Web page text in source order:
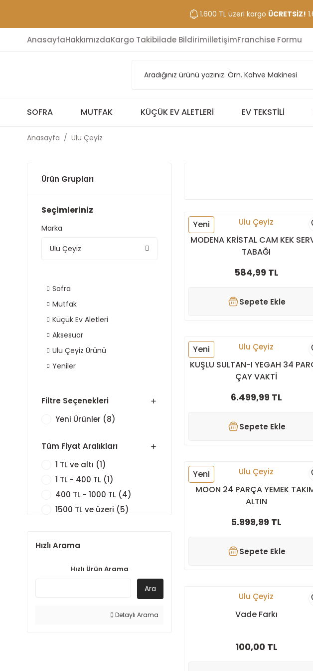
1.600 TL üzeri kargo ÜCRETSİZ!
AnasayfaHakkımızdaKargo Takibiİade BildirimiİletişimFranchise Formu
SOFRA MUTFAK KÜÇÜK EV ALETLERI EV TEKSTILI
Anasayfa Ulu Çeyiz
Ürün Grupları
Seçimleriniz
Marka
Ulu Çeyiz
Sofra
Mutfak
Küçük Ev Aletleri
Aksesuar
Ulu Çeyiz Ürünü
Yeniler
Filtre Seçenekleri
Yeni Ürünler (8)
Tüm Fiyat Aralıkları
1 TL ve altı (1)
1 TL - 400 TL (1)
400 TL - 1000 TL (4)
1500 TL ve üzeri (5)
Hızlı Arama
Hızlı Ürün Arama
Ara
Detaylı Arama
Yeni Ulu Çeyiz
MODENA KRİSTAL CAM KEK
TABAĞI
584,99 TL
Sepete Ekle
Yeni Ulu Çeyiz
KUŞLU SULTAN-I YEGAH 34
ÇAY VAKTİ
6.499,99 TL
Sepete Ekle
Yeni Ulu Çeyiz
MOON 24 PARÇA YEMEK
ALTIN
5.999,99 TL
Sepete Ekle
Ulu Çeyiz
Vade Farkı
100,00 TL